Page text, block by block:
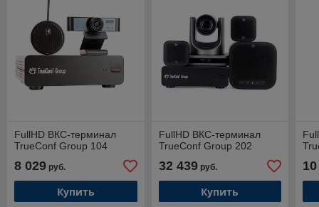
FullHD ВКС-терминал
TrueConf Group 104
8 029 руб.
Купить
FullHD ВКС-терминал
TrueConf Group 202
32 439руб.
Купить